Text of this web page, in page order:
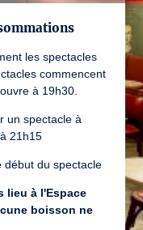
les spectacles
commencent
à 19h30.
un spectacle à
21h15
début du spectacle
lieu à l'Espace
boisson ne